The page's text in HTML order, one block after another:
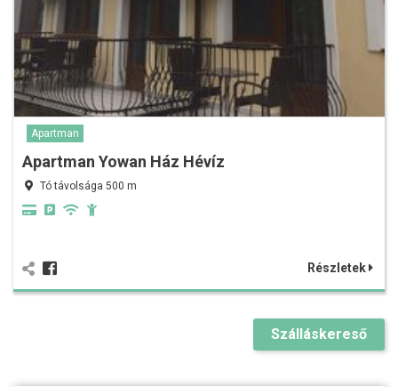
Apartman
Apartman Yowan Ház Hévíz
Tó távolsága 500 m
Részletek
Szálláskereső